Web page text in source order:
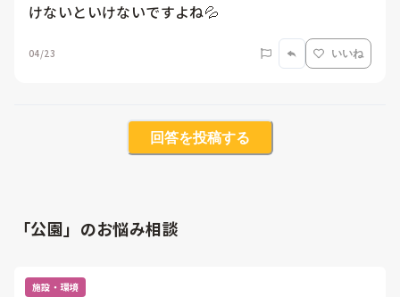
けないといけないですよね💦
04/23 いいね
回答を投稿する
「公園」のお悩み相談
施設・環境